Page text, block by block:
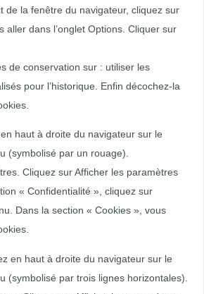
de la fenêtre du navigateur, cliquez sur
aller dans l’onglet Options. Cliquer sur
de conservation sur : utiliser les
pour l’historique. Enfin décochez-la
haut à droite du navigateur sur le
(symbolisé par un rouage).
Cliquez sur Afficher les paramètres
« Confidentialité », cliquez sur
Dans la section « Cookies », vous
en haut à droite du navigateur sur le
(symbolisé par trois lignes horizontales).